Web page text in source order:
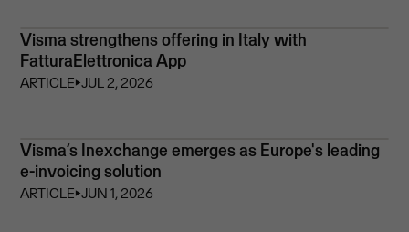
Visma strengthens offering in Italy with
FatturaElettronica App
ARTICLE⏵JUL 2, 2026
Visma’s Inexchange emerges as Europe's leading
e-invoicing solution
ARTICLE⏵JUN 1, 2026